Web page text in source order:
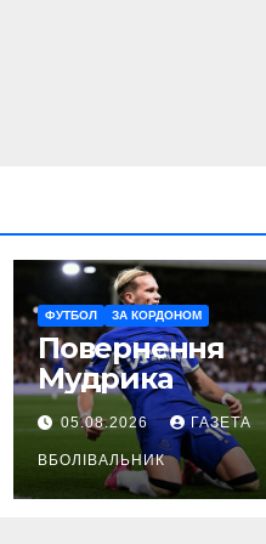
ФУТБОЛ ЗА КОРДОНОМ
Повернення
Мудрика
05.08.2026 ГАЗЕТА
ВБОЛІВАЛЬНИК